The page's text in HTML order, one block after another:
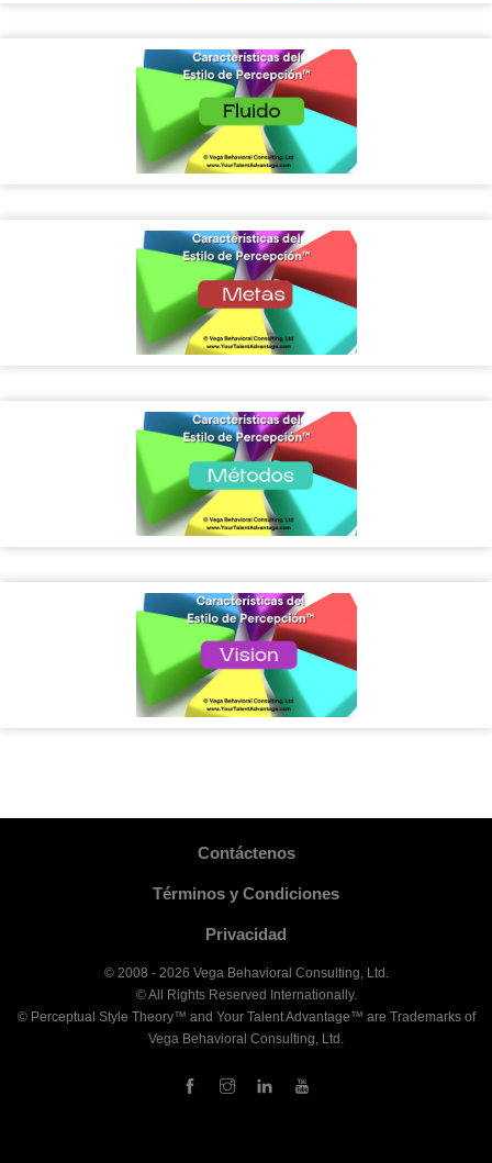
Contáctenos
Términos y Condiciones
Privacidad
© 2008 - 2026 Vega Behavioral Consulting, Ltd.
© All Rights Reserved Internationally.
© Perceptual Style Theory™ and Your Talent Advantage™ are Trademarks of
Vega Behavioral Consulting, Ltd.